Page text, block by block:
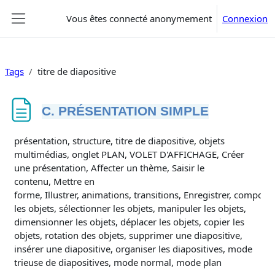
Vous êtes connecté anonymement Connexion
Tags titre de diapositive
C. PRÉSENTATION SIMPLE
Conditions d’achèvement
présentation, structure, titre de diapositive, objets
multimédias, onglet PLAN, VOLET D'AFFICHAGE, Créer
une présentation, Affecter un thème, Saisir le
contenu, Mettre en
forme, Illustrer, animations, transitions, Enregistrer,
les objets, sélectionner les objets, manipuler les objets,
dimensionner les objets, déplacer les objets, copier les
objets, rotation des objets, supprimer une diapositive,
insérer une diapositive, organiser les diapositives, mode
trieuse de diapositives, mode normal, mode plan